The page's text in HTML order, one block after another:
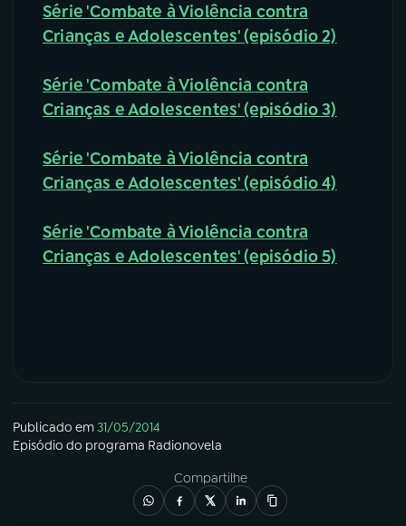
Série 'Combate à Violência contra
Crianças e Adolescentes' (episódio 2)
Série 'Combate à Violência contra
Crianças e Adolescentes' (episódio 3)
Série 'Combate à Violência contra
Crianças e Adolescentes' (episódio 4)
Série 'Combate à Violência contra
Crianças e Adolescentes' (episódio 5)
Publicado em31/05/2014
Episódio do programa Radionovela
Compartilhe